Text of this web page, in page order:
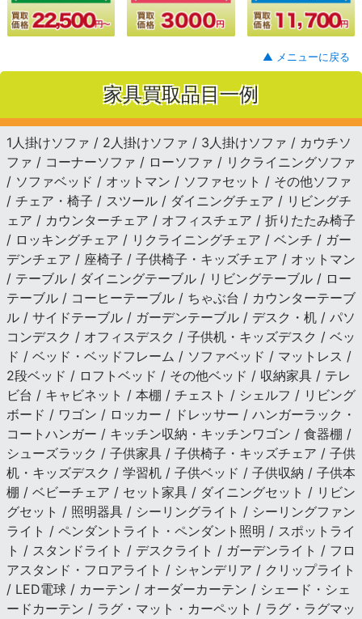
▲ メニューに戻る
家具買取品目一例
1人掛けソファ / 2人掛けソファ / 3人掛けソファ / カウチソ
ファ / コーナーソファ / ローソファ / リクライニングソファ
/ ソファベッド / オットマン / ソファセット / その他ソファ
/ チェア・椅子 / スツール / ダイニングチェア / リビングチ
ェア / カウンターチェア / オフィスチェア / 折りたたみ椅子
/ ロッキングチェア / リクライニングチェア / ベンチ / ガー
デンチェア / 座椅子 / 子供椅子・キッズチェア / オットマン
/ テーブル / ダイニングテーブル / リビングテーブル / ロー
テーブル / コーヒーテーブル / ちゃぶ台 / カウンターテーブ
ル / サイドテーブル / ガーデンテーブル / デスク・机 / パソ
コンデスク / オフィスデスク / 子供机・キッズデスク / ベッ
ド / ベッド・ベッドフレーム / ソファベッド / マットレス /
2段ベッド / ロフトベッド / その他ベッド / 収納家具 / テレ
ビ台 / キャビネット / 本棚 / チェスト / シェルフ / リビング
ボード / ワゴン / ロッカー / ドレッサー / ハンガーラック・
コートハンガー / キッチン収納・キッチンワゴン / 食器棚 /
シューズラック / 子供家具 / 子供椅子・キッズチェア / 子供
机・キッズデスク / 学習机 / 子供ベッド / 子供収納 / 子供本
棚 / ベビーチェア / セット家具 / ダイニングセット / リビン
グセット / 照明器具 / シーリングライト / シーリングファン
ライト / ペンダントライト・ペンダント照明 / スポットライ
ト / スタンドライト / デスクライト / ガーデンライト / フロ
アスタンド・フロアライト / シャンデリア / クリップライト
/ LED電球 / カーテン / オーダーカーテン / シェード・シェ
ードカーテン / ラグ・マット・カーペット / ラグ・ラグマッ